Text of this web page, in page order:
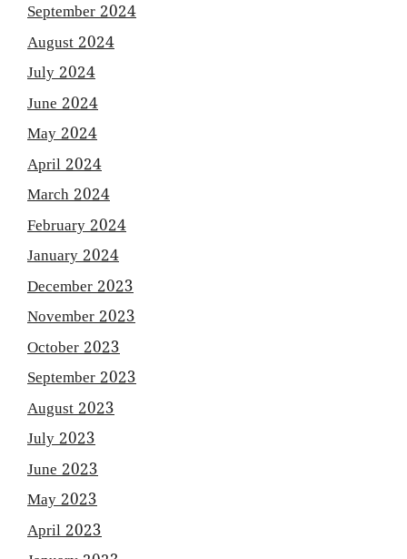
September 2024
August 2024
July 2024
June 2024
May 2024
April 2024
March 2024
February 2024
January 2024
December 2023
November 2023
October 2023
September 2023
August 2023
July 2023
June 2023
May 2023
April 2023